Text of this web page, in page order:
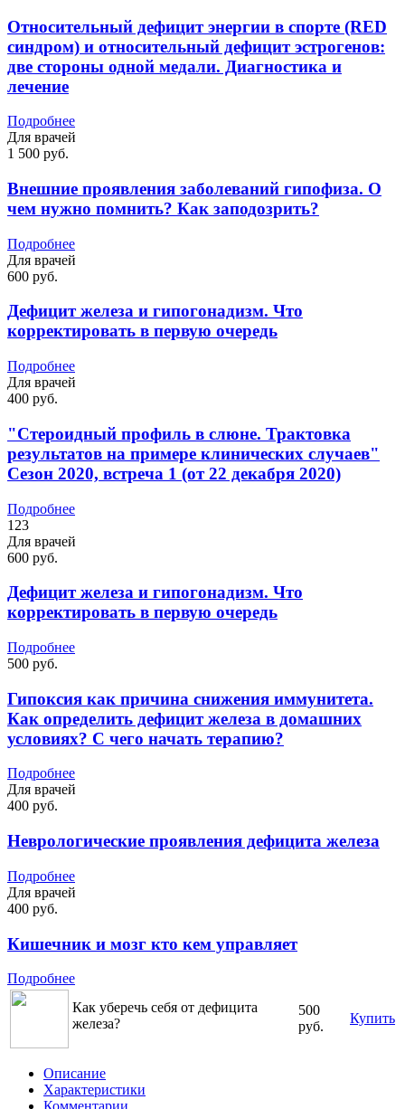
Относительный дефицит энергии в спорте (RED
синдром) и относительный дефицит эстрогенов:
две стороны одной медали. Диагностика и
лечение
Подробнее
Для врачей
1 500 руб.
Внешние проявления заболеваний гипофиза. О
чем нужно помнить? Как заподозрить?
Подробнее
Для врачей
600 руб.
Дефицит железа и гипогонадизм. Что
корректировать в первую очередь
Подробнее
Для врачей
400 руб.
"Стероидный профиль в слюне. Трактовка
результатов на примере клинических случаев"
Сезон 2020, встреча 1 (от 22 декабря 2020)
Подробнее
123
Для врачей
600 руб.
Дефицит железа и гипогонадизм. Что
корректировать в первую очередь
Подробнее
500 руб.
Гипоксия как причина снижения иммунитета.
Как определить дефицит железа в домашних
условиях? С чего начать терапию?
Подробнее
Для врачей
400 руб.
Неврологические проявления дефицита железа
Подробнее
Для врачей
400 руб.
Кишечник и мозг кто кем управляет
Подробнее
Как уберечь себя от дефицита
железа?
500
руб.
Купить
Описание
Характеристики